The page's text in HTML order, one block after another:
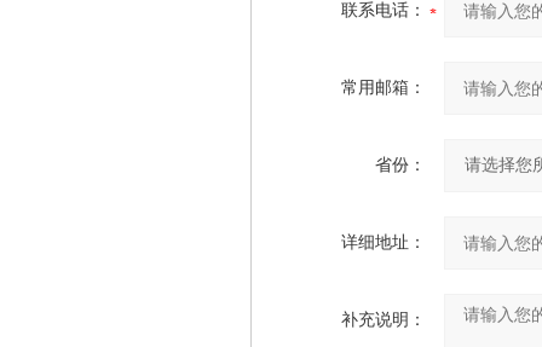
联系电话：
常用邮箱：
省份：
详细地址：
补充说明：